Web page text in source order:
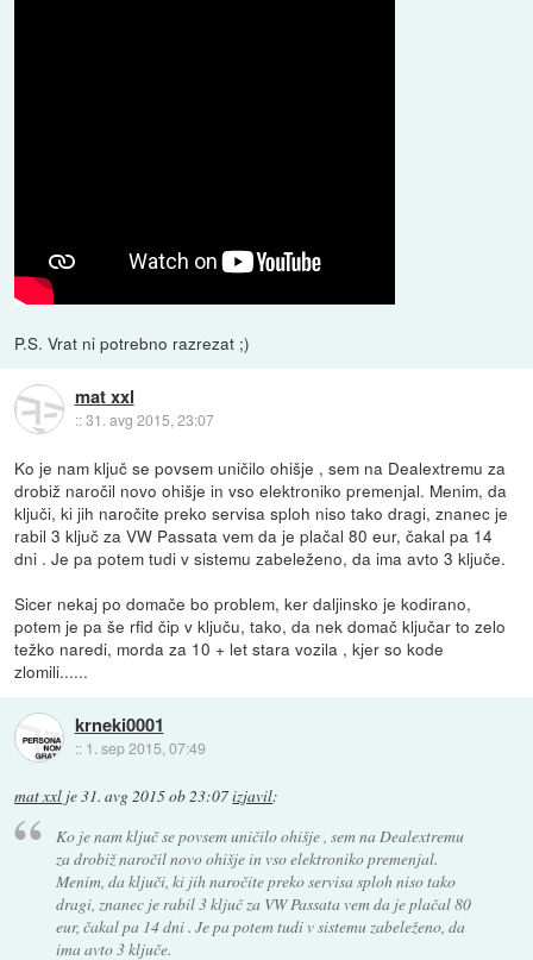
P.S. Vrat ni potrebno razrezat ;)
mat xxl
::31. avg 2015, 23:07
Ko je nam ključ se povsem uničilo ohišje , sem na Dealextremu za
drobiž naročil novo ohišje in vso elektroniko premenjal. Menim, da
ključi, ki jih naročite preko servisa sploh niso tako dragi, znanec je
rabil 3 ključ za VW Passata vem da je plačal 80 eur, čakal pa 14
dni . Je pa potem tudi v sistemu zabeleženo, da ima avto 3 ključe.
Sicer nekaj po domače bo problem, ker daljinsko je kodirano,
potem je pa še rfid čip v ključu, tako, da nek domač ključar to zelo
težko naredi, morda za 10 + let stara vozila , kjer so kode
zlomili......
krneki0001
:: 1. sep 2015, 07:49
mat xxl je31. avg 2015 ob 23:07izjavil:
Ko je nam ključ se povsem uničilo ohišje , sem na Dealextremu
za drobiž naročil novo ohišje in vso elektroniko premenjal.
Menim, da ključi, ki jih naročite preko servisa sploh niso tako
dragi, znanec je rabil 3 ključ za VW Passata vem da je plačal 80
eur, čakal pa 14 dni . Je pa potem tudi v sistemu zabeleženo, da
ima avto 3 ključe.